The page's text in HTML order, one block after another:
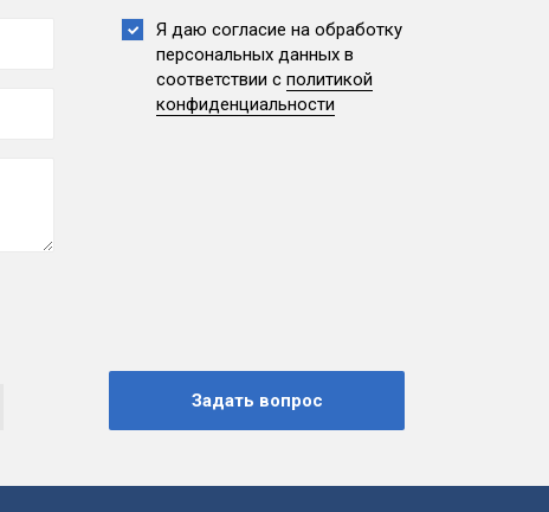
Я даю согласие на обработку
персональных данных в
соответствии с политикой
конфиденциальности